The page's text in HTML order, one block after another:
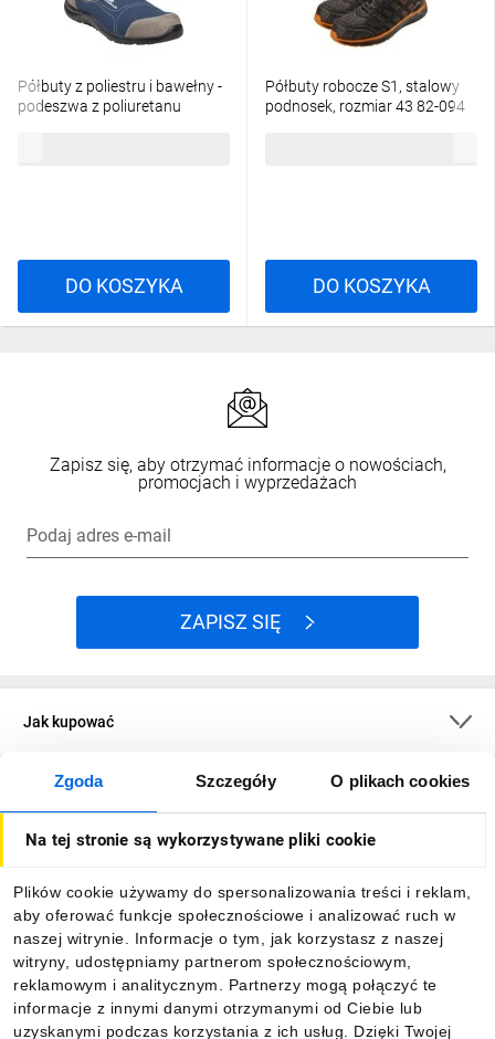
Zgoda Szczegóły O plikach cookies
Na tej stronie są wykorzystywane pliki cookie
Plików cookie używamy do spersonalizowania treści i reklam,
aby oferować funkcje społecznościowe i analizować ruch w
naszej witrynie. Informacje o tym, jak korzystasz z naszej
witryny, udostępniamy partnerom społecznościowym,
reklamowym i analitycznym. Partnerzy mogą połączyć te
informacje z innymi danymi otrzymanymi od Ciebie lub
uzyskanymi podczas korzystania z ich usług. Dzięki Twojej
Półbuty z poliestru i bawełny -
podeszwa z poliuretanu
DO KOSZYKA
Półbuty robocze S1, stalowy
podnosek, rozmiar 43 82-094
DO KOSZYKA
Zapisz się, aby otrzymać informacje o nowościach,
promocjach i wyprzedażach
Podaj adres e-mail
ZAPISZ SIĘ
Jak kupować
O firmie
Informacje
Pobierz naszą aplikację mobilną: